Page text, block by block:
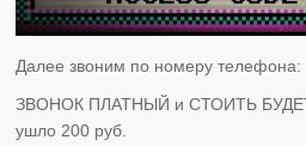
Далее звоним по номеру
ЗВОНОК ПЛАТНЫЙ и СТОИТЬ
ушло 200 руб.